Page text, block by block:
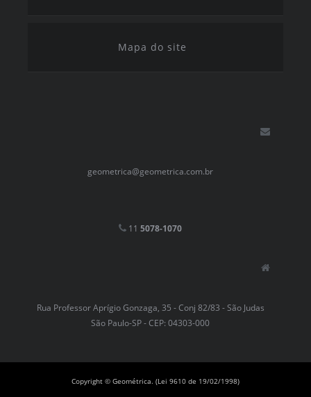
Mapa do site
geometrica@geometrica.com.br
11 5078-1070
Rua Professor Aprígio Gonzaga, 35 - Conj 82/83 - São Judas
São Paulo-SP - CEP: 04303-000
Copyright © Geométrica. (Lei 9610 de 19/02/1998)